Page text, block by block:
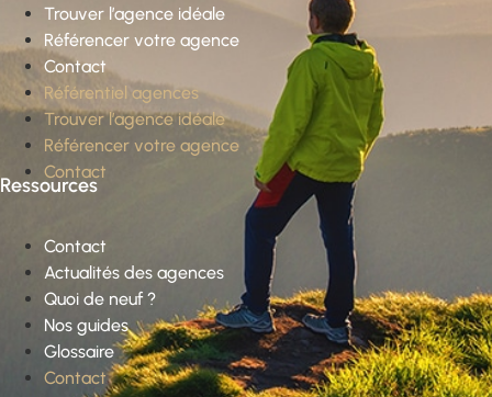
Trouver l’agence idéale
Référencer votre agence
Contact
Référentiel agences
Trouver l’agence idéale
Référencer votre agence
Contact
Ressources
Contact
Actualités des agences
Quoi de neuf ?
Nos guides
Glossaire
Contact